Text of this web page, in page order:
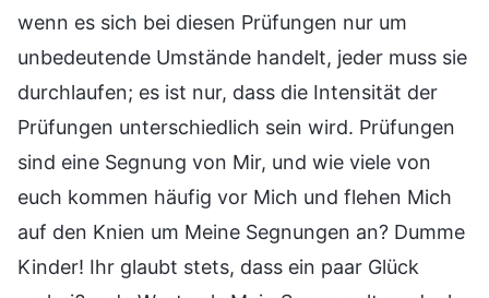
wenn es sich bei diesen Prüfungen nur um
unbedeutende Umstände handelt, jeder muss sie
durchlaufen; es ist nur, dass die Intensität der
Prüfungen unterschiedlich sein wird. Prüfungen
sind eine Segnung von Mir, und wie viele von
euch kommen häufig vor Mich und flehen Mich
auf den Knien um Meine Segnungen an? Dumme
Kinder! Ihr glaubt stets, dass ein paar Glück